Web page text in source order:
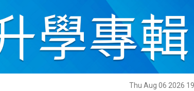
Thu Aug 06 2026
科技 影片 名家榜